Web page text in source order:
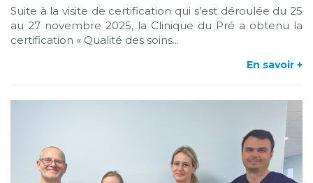
Suite à la visite de certification qui s’est déroulée du 25
au 27 novembre 2025, la Clinique du Pré a obtenu la
certification « Qualité des soins...
En savoir +